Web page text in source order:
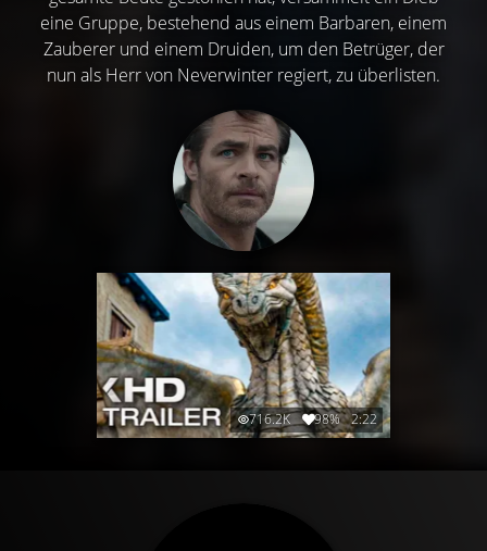
eine Gruppe, bestehend aus einem Barbaren, einem
Zauberer und einem Druiden, um den Betrüger, der
nun als Herr von Neverwinter regiert, zu überlisten.
716.2K 98% 2:22